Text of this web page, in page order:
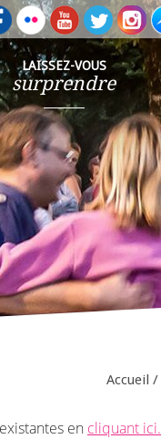
LAISSEZ-VOUS
surprendre
Accueil /
en cliquant ici.